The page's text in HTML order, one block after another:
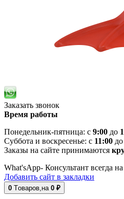
Заказать звонок
Время работы
Понедельник-пятница: с 9:00 до
Суббота и воскресенье: с 11:00 до
Заказы на сайте принимаются
What'sApp- Консультант всегда на
Добавить сайт в закладки
0 Tоваров, на 0 ₽